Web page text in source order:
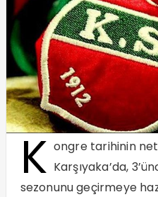
K ongre tarihinin
Karşıyaka’da,
sezonunu geçirmeye